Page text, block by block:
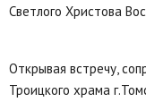
Светлого Христова
Открывая встречу,
Троицкого храма